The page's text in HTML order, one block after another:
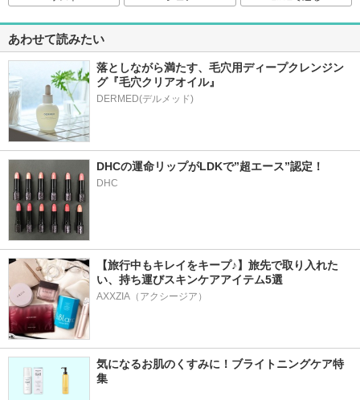
あわせて読みたい
落としながら満たす、毛穴用ディープクレンジン
グ『毛穴クリアオイル』
DHCの運命リップがLDKで”超エース”認定！
DHC
【旅行中もキレイをキープ♪】旅先で取り入れた
い、持ち運びスキンケアアイテム5選
AXXZIA（アクシージア）
気になるお肌のくすみに！ブライトニングケア特
集